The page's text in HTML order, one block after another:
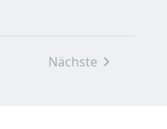
Nächste